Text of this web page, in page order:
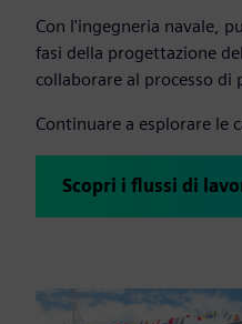
Con l'ingegneria navale,
fasi della progettazione
collaborare al processo
Continuare a esplorare le
Scopri i flussi di